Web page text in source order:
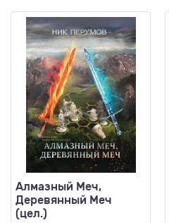
Алмазный Меч,
Деревянный Меч
(цел.)